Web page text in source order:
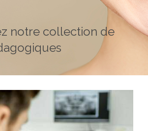
notre collection de